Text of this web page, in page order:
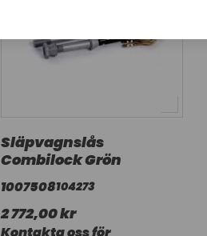
Släpvagnslås
Combilock Grön
1007508104273
2 772,00 kr